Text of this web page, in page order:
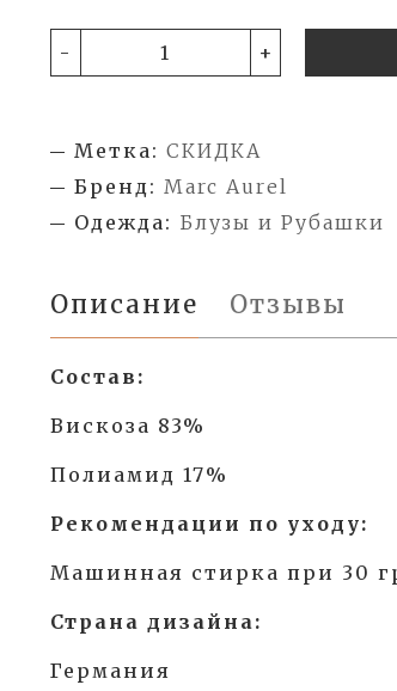
- +
Метка: СКИДКА
Бренд: Marc Aurel
Одежда: Блузы и Рубашки
Описание Отзывы
Состав:
Вискоза 83%
Полиамид 17%
Рекомендации по уходу:
Машинная стирка при 30
Страна дизайна:
Германия